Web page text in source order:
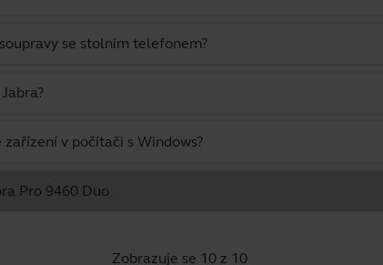
se stolním telefonem?
v počítači s Windows?
Pro 9460 Duo
Zobrazuje se 10 z 10